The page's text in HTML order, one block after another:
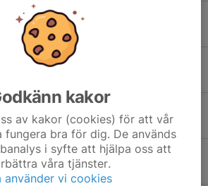
Club 1948 - Värmdö IF:s Vänner
- Värmdös viktigaste
sorg
kakor
av kakor (cookies) för att vår
fungera bra för dig. De används
i syfte att hjälpa oss att
våra tjänster.
använder vi cookies